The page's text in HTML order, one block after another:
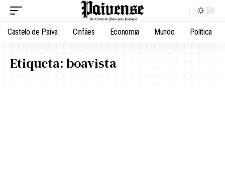
Castelo de Paiva Cinfães Economia Mundo Política
Etiqueta:boavista